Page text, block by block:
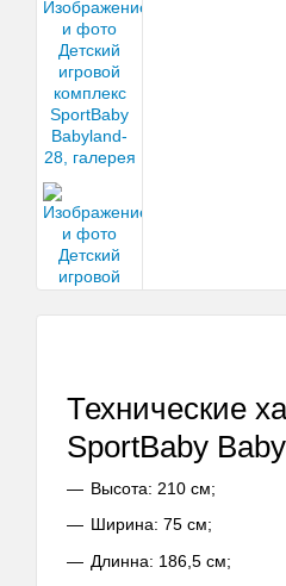
Технические
SportBaby
Высота: 210 см;
Ширина: 75 см;
Длинна: 186,5 см;